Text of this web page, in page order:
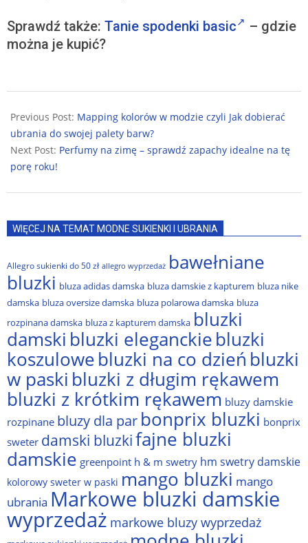
Sprawdź także: Tanie spodenki basic
– gdzie
można je kupić?
11-
25
Previous Post: Mapping kolorów w modzie czyli Jak dobierać
ubrania do swojej palety barw?
Next Post: Perfumy na zimę – sprawdź zapachy idealne na tę
porę roku!
WIĘCEJ NA TEMAT MODNE SUKIENKI I UBRANIA
Allegro sukienki do 50 zł allegro wyprzedaż bawełniane
bluzki bluza adidas damska bluza damskie z kapturem bluza nike
damska bluza oversize damska bluza polarowa damska bluza
rozpinana damska bluza z kapturem damska bluzki
damski bluzki eleganckie bluzki
koszulowe bluzki na co dzień bluzki
w paski bluzki z długim rękawem
bluzki z krótkim rękawem bluzy damskie
rozpinane bluzy dla par bonprix bluzki bonprix
sweter damski bluzkifajne bluzki
damskie greenpoint h & m swetry hm swetry damskie
kolorowy sweter w paski mango bluzki mango
ubrania Markowe bluzki damskie
wyprzedaż markowe bluzy wyprzedaż